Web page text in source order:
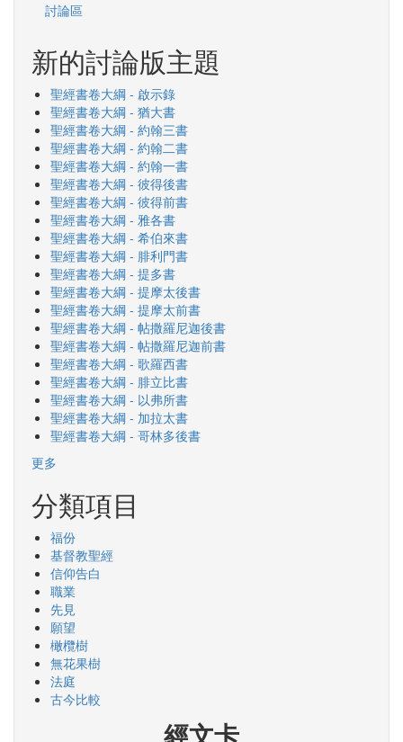
討論區
新的討論版主題
聖經書卷大綱 - 啟示錄
聖經書卷大綱 - 猶大書
聖經書卷大綱 - 約翰三書
聖經書卷大綱 - 約翰二書
聖經書卷大綱 - 約翰一書
聖經書卷大綱 - 彼得後書
聖經書卷大綱 - 彼得前書
聖經書卷大綱 - 雅各書
聖經書卷大綱 - 希伯來書
聖經書卷大綱 - 腓利門書
聖經書卷大綱 - 提多書
聖經書卷大綱 - 提摩太後書
聖經書卷大綱 - 提摩太前書
聖經書卷大綱 - 帖撒羅尼迦後書
聖經書卷大綱 - 帖撒羅尼迦前書
聖經書卷大綱 - 歌羅西書
聖經書卷大綱 - 腓立比書
聖經書卷大綱 - 以弗所書
聖經書卷大綱 - 加拉太書
聖經書卷大綱 - 哥林多後書
更多
分類項目
福份
基督教聖經
信仰告白
職業
先見
願望
橄欖樹
無花果樹
法庭
古今比較
經文卡